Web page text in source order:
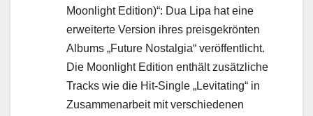
Moonlight Edition)“: Dua Lipa hat eine
erweiterte Version ihres preisgekrönten
Albums „Future Nostalgia“ veröffentlicht.
Die Moonlight Edition enthält zusätzliche
Tracks wie die Hit-Single „Levitating“ in
Zusammenarbeit mit verschiedenen